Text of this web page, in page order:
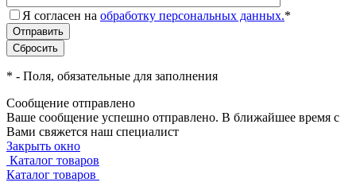
Я согласен на обработку персональных данных.*
* - Поля, обязательные для заполнения
Сообщение отправлено
Ваше сообщение успешно отправлено. В ближайшее время с
Вами свяжется наш специалист
Закрыть окно
Каталог товаров
Каталог товаров